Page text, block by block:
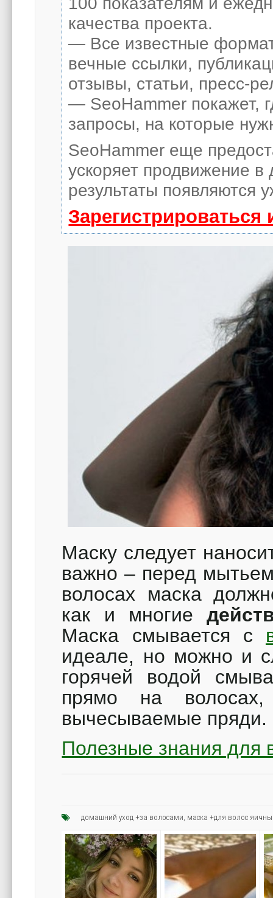
качества проекта.
— Все известные
вечные ссылки,
отзывы, статьи, пресс-
— SeoHammer покажет,
запросы, на которые
SeoHammer еще
ускоряет продвижение в
результаты появляются
Маску следует
важно – перед
волосах маска
как и многие
Маска смывается с
идеале, но можно и
горячей водой
прямо на
вычесываемые
Полезные знания для
домашний уход +за волосами, маска +для волос